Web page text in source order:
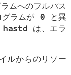
ムへのフルパス
グラムが 0 と異
hastd は、エラ
ルからのリソー